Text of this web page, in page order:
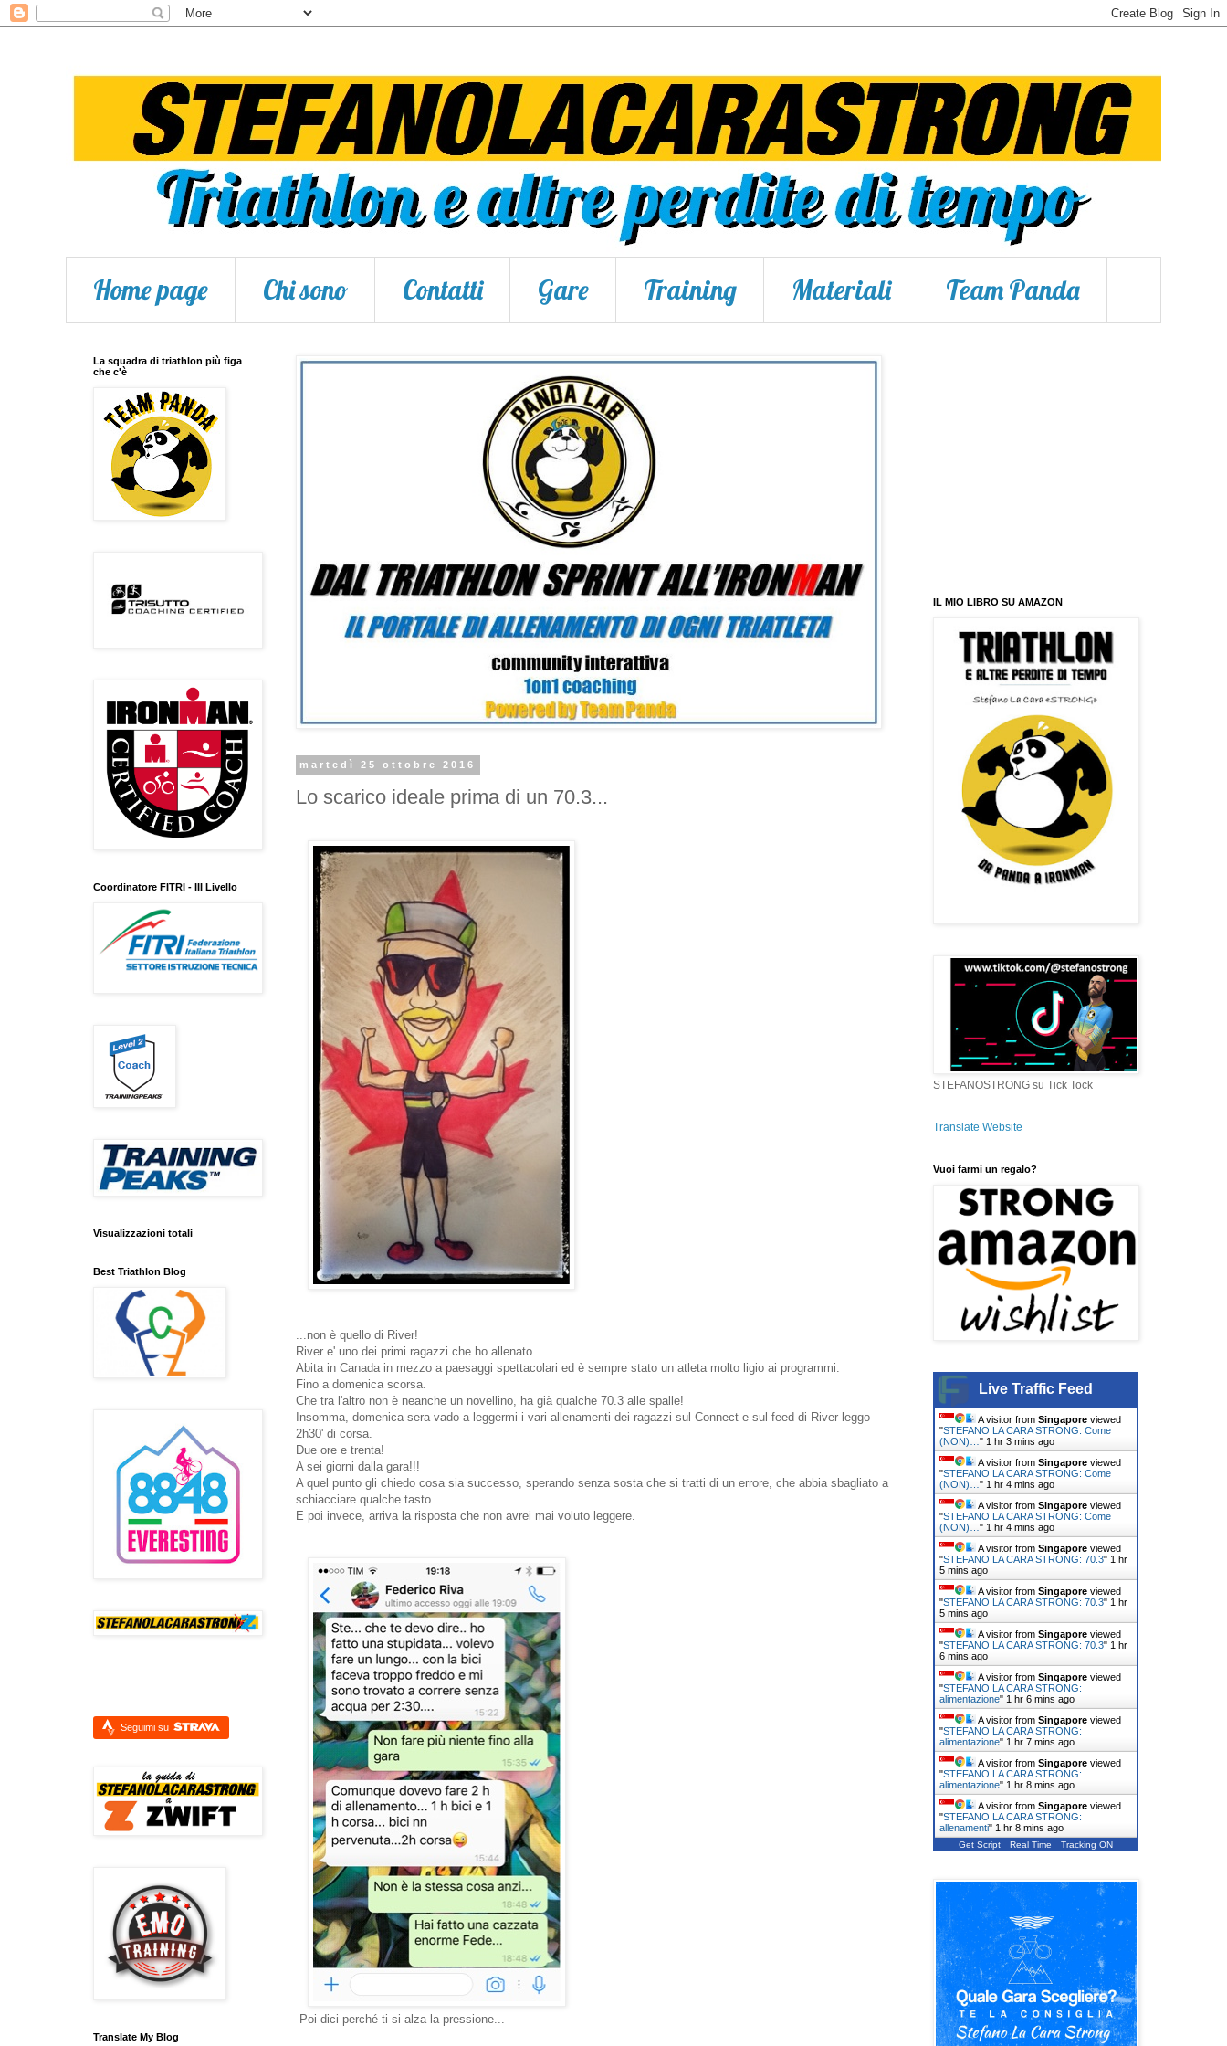
Home page Chi sono Contatti Gare Training Materiali Team Panda
martedì 25 ottobre 2016
Lo scarico ideale prima di un 70.3...
...non è quello di River!
River e' uno dei primi ragazzi che ho allenato.
Abita in Canada in mezzo a paesaggi spettacolari ed è sempre stato un atleta molto ligio ai programmi.
Fino a domenica scorsa.
Che tra l'altro non è neanche un novellino, ha già qualche 70.3 alle spalle!
Insomma, domenica sera vado a leggermi i vari allenamenti dei ragazzi sul Connect e sul feed di River leggo
2h30' di corsa.
Due ore e trenta!
A sei giorni dalla gara!!!
A quel punto gli chiedo cosa sia successo, sperando senza sosta che si tratti di un errore, che abbia sbagliato a
schiacciare qualche tasto.
E poi invece, arriva la risposta che non avrei mai voluto leggere.
Poi dici perché ti si alza la pressione...
La squadra di triathlon più figa
che c'è
Coordinatore FITRI - III Livello
Visualizzazioni totali
Best Triathlon Blog
Seguimi su
Translate My Blog
IL MIO LIBRO SU AMAZON
STEFANOSTRONG su Tick Tock
Translate Website
Vuoi farmi un regalo?
Live Traffic Feed
A visitor from Singapore viewed
"STEFANO LA CARA STRONG: Come
(NON)… " 1 hr 3 mins ago
A visitor from Singapore viewed
"STEFANO LA CARA STRONG: Come
(NON)… " 1 hr 4 mins ago
A visitor from Singapore viewed
"STEFANO LA CARA STRONG: Come
(NON)… " 1 hr 4 mins ago
A visitor from Singapore viewed
"STEFANO LA CARA STRONG: 70.3" 1 hr
5 mins ago
A visitor from Singapore viewed
"STEFANO LA CARA STRONG: 70.3" 1 hr
5 mins ago
A visitor from Singapore viewed
"STEFANO LA CARA STRONG: 70.3" 1 hr
6 mins ago
A visitor from Singapore viewed
"STEFANO LA CARA STRONG:
alimentazione" 1 hr 6 mins ago
A visitor from Singapore viewed
"STEFANO LA CARA STRONG:
alimentazione" 1 hr 7 mins ago
A visitor from Singapore viewed
"STEFANO LA CARA STRONG:
alimentazione" 1 hr 8 mins ago
A visitor from Singapore viewed
"STEFANO LA CARA STRONG:
allenamenti" 1 hr 8 mins ago
Get Script Real Time Tracking ON